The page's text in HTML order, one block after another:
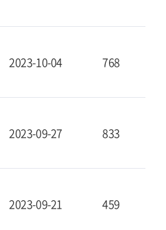
2023-10-04 768
2023-09-27 833
2023-09-21 459